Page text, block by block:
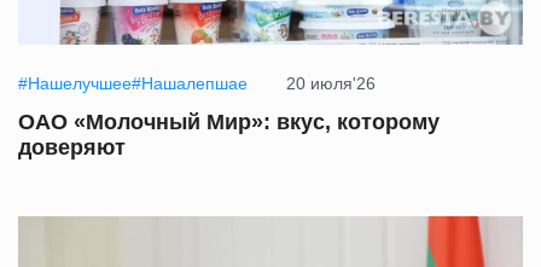
#Нашелучшее#Нашалепшае 20 июля'26
ОАО «Молочный Мир»: вкус, которому
доверяют